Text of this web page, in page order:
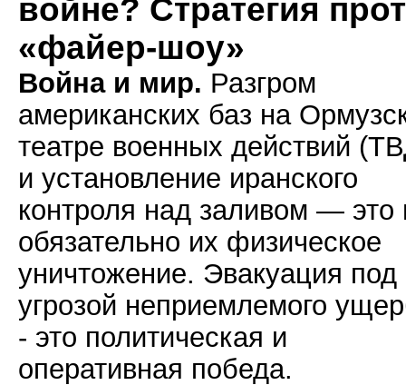
войне? Стратегия
«файер-шоу»
Война и мир. Разгром
американских баз на
театре военных действий
и установление иранского
контроля над заливом — это
обязательно их физическое
уничтожение. Эвакуация под
угрозой неприемлемого
- это политическая и
оперативная победа.